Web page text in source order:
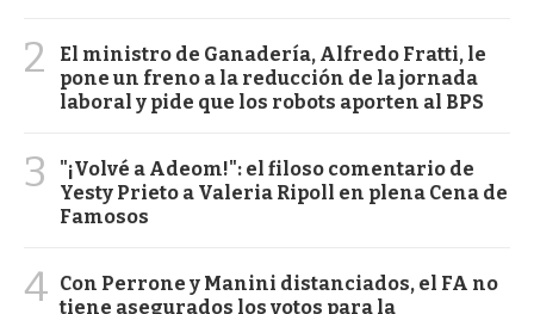
2
El ministro de Ganadería, Alfredo Fratti, le
pone un freno a la reducción de la jornada
laboral y pide que los robots aporten al BPS
3
"¡Volvé a Adeom!": el filoso comentario de
Yesty Prieto a Valeria Ripoll en plena Cena de
Famosos
4 Con Perrone y Manini distanciados, el FA no
tiene asegurados los votos para la